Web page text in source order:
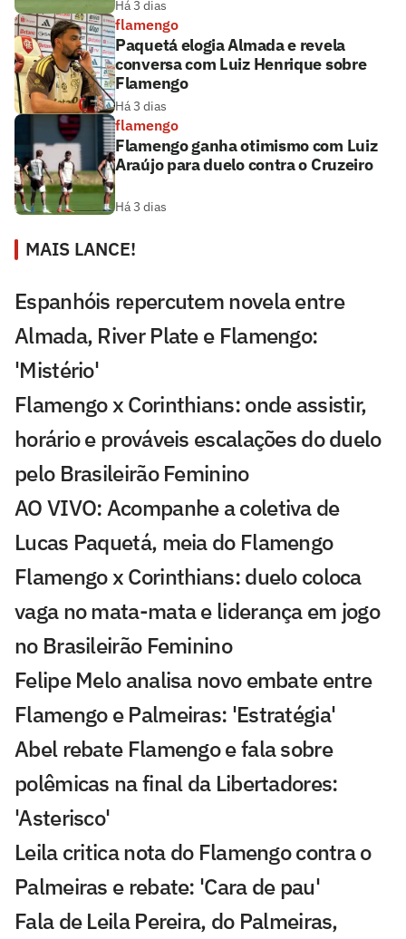
Há 3 dias
flamengo
Paquetá elogia Almada e revela
conversa com Luiz Henrique sobre
Flamengo
Há 3 dias
flamengo
Flamengo ganha otimismo com Luiz
Araújo para duelo contra o Cruzeiro
Há 3 dias
MAIS LANCE!
Espanhóis repercutem novela entre
Almada, River Plate e Flamengo:
'Mistério'
Flamengo x Corinthians: onde assistir,
horário e prováveis escalações do duelo
pelo Brasileirão Feminino
AO VIVO: Acompanhe a coletiva de
Lucas Paquetá, meia do Flamengo
Flamengo x Corinthians: duelo coloca
vaga no mata-mata e liderança em jogo
no Brasileirão Feminino
Felipe Melo analisa novo embate entre
Flamengo e Palmeiras: 'Estratégia'
Abel rebate Flamengo e fala sobre
polêmicas na final da Libertadores:
'Asterisco'
Leila critica nota do Flamengo contra o
Palmeiras e rebate: 'Cara de pau'
Fala de Leila Pereira, do Palmeiras,